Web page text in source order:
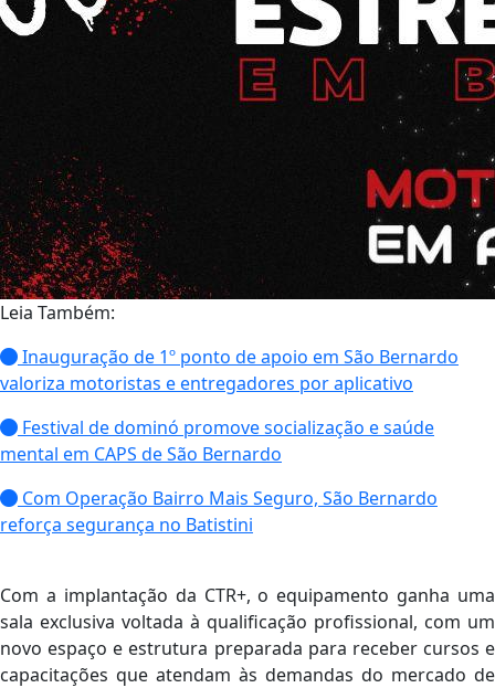
Leia Também:
Inauguração de 1º ponto de apoio em São Bernardo
valoriza motoristas e entregadores por aplicativo
Festival de dominó promove socialização e saúde
mental em CAPS de São Bernardo
Com Operação Bairro Mais Seguro, São Bernardo
reforça segurança no Batistini
Com a implantação da CTR+, o equipamento ganha uma
sala exclusiva voltada à qualificação profissional, com um
novo espaço e estrutura preparada para receber cursos e
capacitações que atendam às demandas do mercado de